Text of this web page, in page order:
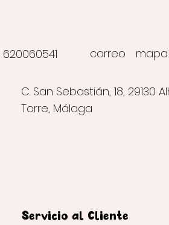
correo
620060541
C. San Sebastián, 18, 29130
Torre, Málaga
mapa
Servicio al Cliente